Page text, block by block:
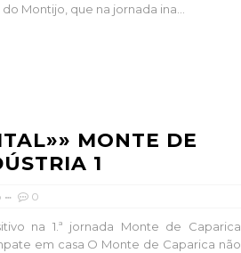
Montijo, que na jornada ina...
MONTE DE
1
0
na 1.ª jornada Monte de Caparica
em casa O Monte de Caparica não